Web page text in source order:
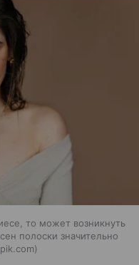
то может возникнуть
полоски значительно